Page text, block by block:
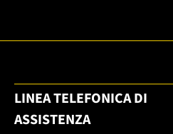
LINEA TELEFONICA DI
ASSISTENZA